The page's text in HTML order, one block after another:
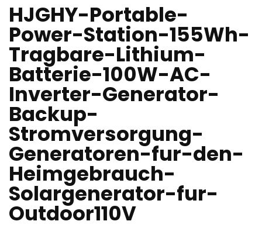
HJGHY-Portable-
Power-Station-155Wh-
Tragbare-Lithium-
Batterie-100W-AC-
Inverter-Generator-
Backup-
Stromversorgung-
Generatoren-fur-den-
Heimgebrauch-
Solargenerator-fur-
Outdoor110V